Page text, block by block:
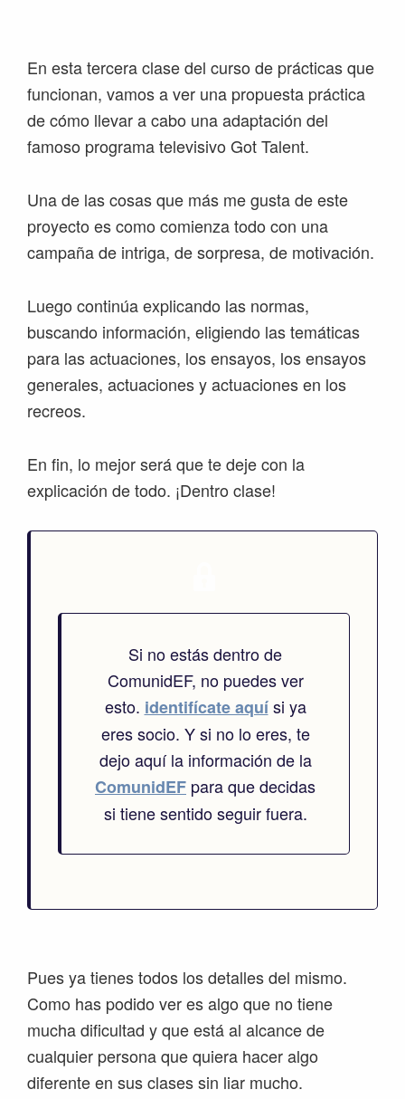
navegación
principal
contenido
principal
barra
lateral
principal
página
En esta tercera clase del curso de prácticas que
funcionan, vamos a ver una propuesta práctica
de cómo llevar a cabo una adaptación del
famoso programa televisivo Got Talent.
Una de las cosas que más me gusta de este
proyecto es como comienza todo con una
campaña de intriga, de sorpresa, de motivación.
Luego continúa explicando las normas,
buscando información, eligiendo las temáticas
para las actuaciones, los ensayos, los ensayos
generales, actuaciones y actuaciones en los
recreos.
En fin, lo mejor será que te deje con la
explicación de todo. ¡Dentro clase!
Si no estás dentro de
ComunidEF, no puedes ver
esto. identifícate aquísi ya
eres socio. Y si no lo eres, te
dejo aquí la información de la
ComunidEF para que decidas
si tiene sentido seguir fuera.
Pues ya tienes todos los detalles del mismo.
Como has podido ver es algo que no tiene
mucha dificultad y que está al alcance de
cualquier persona que quiera hacer algo
diferente en sus clases sin liar mucho.